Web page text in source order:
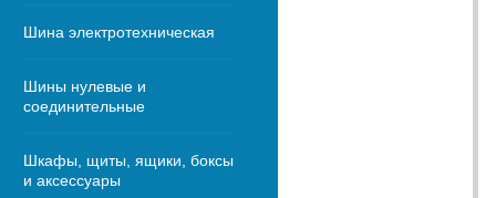
Шина электротехническая
Шины нулевые и
соединительные
Шкафы, щиты, ящики, боксы
и аксессуары